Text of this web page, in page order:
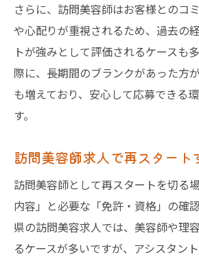
さらに、訪問美容師はお客様とのコ
や心配りが重視されるため、過去の
トが強みとして評価されるケースも
際に、長期間のブランクがあった方
も増えており、安心して応募できる
す。
訪問美容師求人で再スタート
訪問美容師として再スタートを切る
内容」と必要な「免許・資格」の確
県の訪問美容求人では、美容師や理
るケースが多いですが、アシスタン